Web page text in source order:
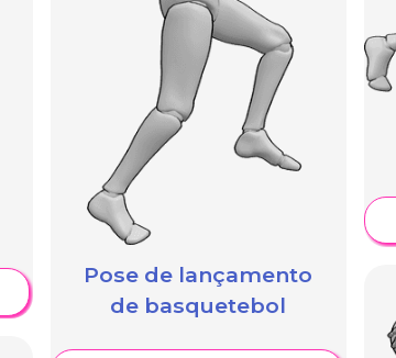
Pose de lançamento
de basquetebol